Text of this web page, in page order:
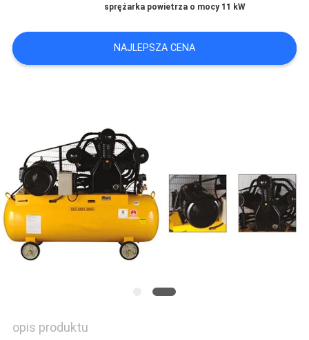
PRZYPADKI
WYCENĘ
SITEMAP
PRIVACY
POLICY
sprężarka powietrza o mocy 11 kW
NAJLEPSZA CENA
opis produktu